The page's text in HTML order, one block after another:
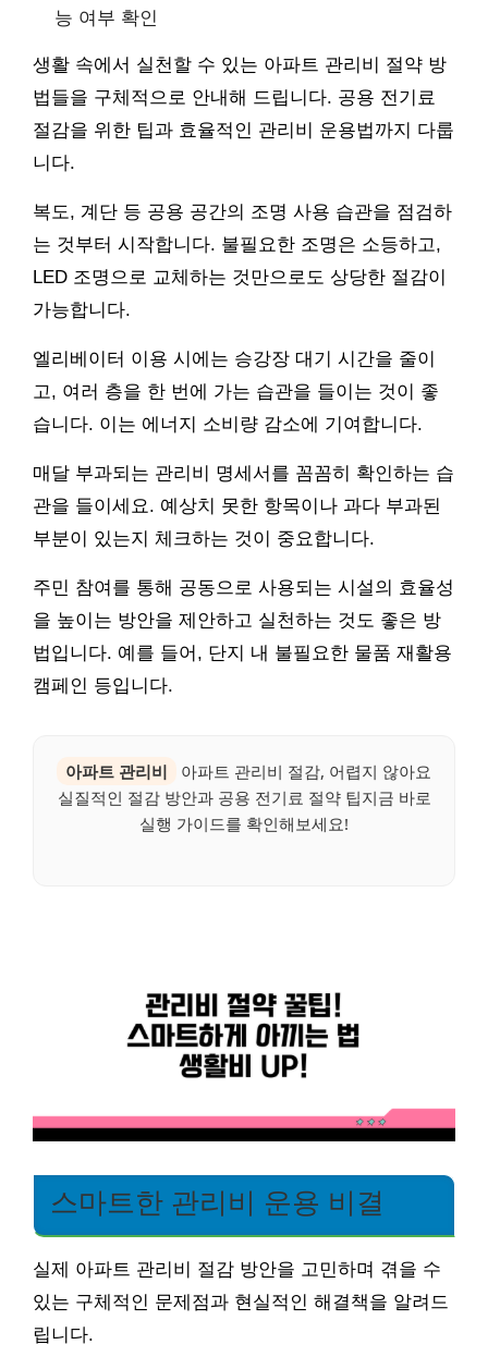
능 여부 확인
생활 속에서 실천할 수 있는 아파트 관리비 절약 방
법들을 구체적으로 안내해 드립니다. 공용 전기료
절감을 위한 팁과 효율적인 관리비 운용법까지 다룹
니다.
복도, 계단 등 공용 공간의 조명 사용 습관을 점검하
는 것부터 시작합니다. 불필요한 조명은 소등하고,
LED 조명으로 교체하는 것만으로도 상당한 절감이
가능합니다.
엘리베이터 이용 시에는 승강장 대기 시간을 줄이
고, 여러 층을 한 번에 가는 습관을 들이는 것이 좋
습니다. 이는 에너지 소비량 감소에 기여합니다.
매달 부과되는 관리비 명세서를 꼼꼼히 확인하는 습
관을 들이세요. 예상치 못한 항목이나 과다 부과된
부분이 있는지 체크하는 것이 중요합니다.
주민 참여를 통해 공동으로 사용되는 시설의 효율성
을 높이는 방안을 제안하고 실천하는 것도 좋은 방
법입니다. 예를 들어, 단지 내 불필요한 물품 재활용
캠페인 등입니다.
아파트 관리비
아파트 관리비 절감, 어렵지 않아요
실질적인 절감 방안과 공용 전기료 절약 팁지금 바로
실행 가이드를 확인해보세요!
스마트한 관리비 운용 비결
실제 아파트 관리비 절감 방안을 고민하며 겪을 수
있는 구체적인 문제점과 현실적인 해결책을 알려드
립니다.